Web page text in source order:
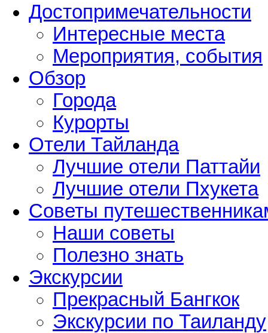
Достопримечательности
Интересные места
Мероприятия, события
Обзор
Города
Курорты
Отели Тайланда
Лучшие отели Паттайи
Лучшие отели Пхукета
Советы
Наши советы
Полезно знать
Экскурсии
Прекрасный Бангкок
Экскурсии по Таиланду